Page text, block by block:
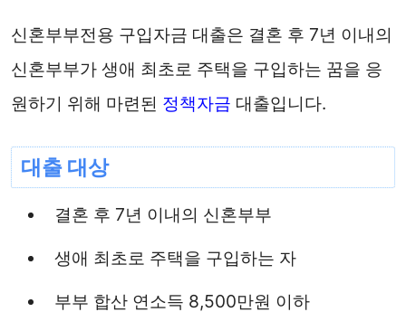
신혼부부전용 구입자금 대출은 결혼 후 7년 이내의
신혼부부가 생애 최초로 주택을 구입하는 꿈을 응
원하기 위해 마련된 정책자금 대출입니다.
대출 대상
결혼 후 7년 이내의 신혼부부
생애 최초로 주택을 구입하는 자
부부 합산 연소득 8,500만원 이하